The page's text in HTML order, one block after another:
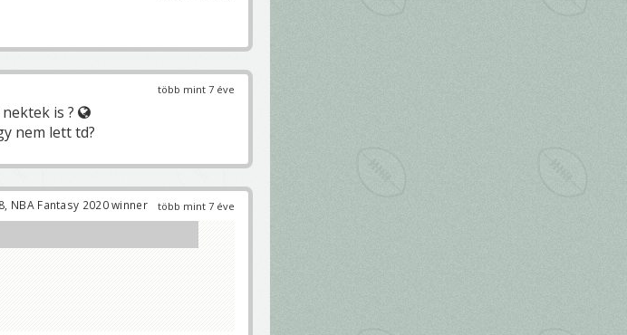
több mint 7 éve
is ?
nem lett td?
több mint 7 éve
NBA Fantasy 2020 winner